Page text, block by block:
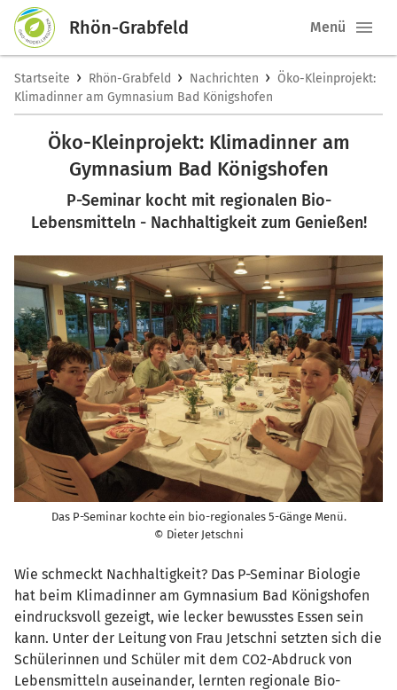
Rhön-Grabfeld Menü
Startseite › Rhön-Grabfeld › Nachrichten › Öko-Kleinprojekt:
Klimadinner am Gymnasium Bad Königshofen
Öko-Kleinprojekt: Klimadinner am
Gymnasium Bad Königshofen
P-Seminar kocht mit regionalen Bio-
Lebensmitteln - Nachhaltigkeit zum Genießen!
Das P-Seminar kochte ein bio-regionales 5-Gänge Menü.
© Dieter Jetschni
Wie schmeckt Nachhaltigkeit? Das P-Seminar Biologie
hat beim Klimadinner am Gymnasium Bad Königshofen
eindrucksvoll gezeigt, wie lecker bewusstes Essen sein
kann. Unter der Leitung von Frau Jetschni setzten sich die
Schülerinnen und Schüler mit dem CO2-Abdruck von
Lebensmitteln auseinander, lernten regionale Bio-